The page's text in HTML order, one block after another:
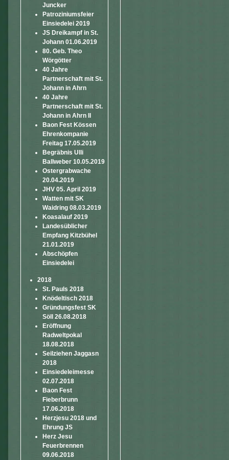
Juncker
Patroziniumsfeier
Einsiedelei 2019
JS Dreikampf in St.
Johann 01.06.2019
80. Geb. Theo
Wörgötter
40 Jahre
Partnerschaft mit St.
Johann in Ahrn
40 Jahre
Partnerschaft mit St.
Johann in Ahrn II
Baon Fest Kössen
Ehrenkompanie
Freitag 17.05.2019
Begräbnis Ulli
Ballweber 10.05.2019
Ostergrabwache
20.04.2019
JHV 05. April 2019
Watten mit SK
Waidring 08.03.2019
Koasalauf 2019
Landesüblicher
Empfang Kitzbühel
21.01.2019
Abschöpfen
Einsiedelei
2018
St. Pauls 2018
Knödeltisch 2018
Gründungsfest SK
Söll 26.08.2018
Eröffnung
Radweltpokal
18.08.2018
Seilziehen Jaggasn
2018
Einsiedeleimesse
02.07.2018
Baon Fest
Fieberbrunn
17.06.2018
Herzjesu 2018 und
Ehrung JS
Herz Jesu
Feuerbrennen
09.06.2018